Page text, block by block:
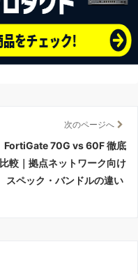
次のページへ
FortiGate 70G vs 60F 徹底
比較｜拠点ネットワーク向け
スペック・バンドルの違い